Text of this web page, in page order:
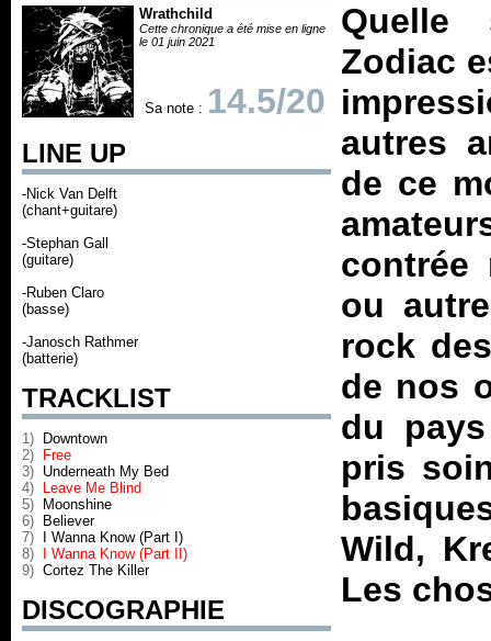
Wrathchild
Cette chronique a été mise en ligne
le 01 juin 2021
Sa note : 14.5/20
LINE UP
-Nick Van Delft
(chant+guitare)
-Stephan Gall
(guitare)
-Ruben Claro
(basse)
-Janosch Rathmer
(batterie)
TRACKLIST
1)
Downtown
2)
Free
3) Underneath My Bed
4)
Leave Me Blind
5)
Moonshine
6)
Believer
7)
I Wanna Know (Part I)
8)
I Wanna Know (Part II)
9) Cortez The Killer
DISCOGRAPHIE
Quelle
Zodiac
autres
de ce
contrée
ou
rock
de nos
du
pris
Wild,
Les